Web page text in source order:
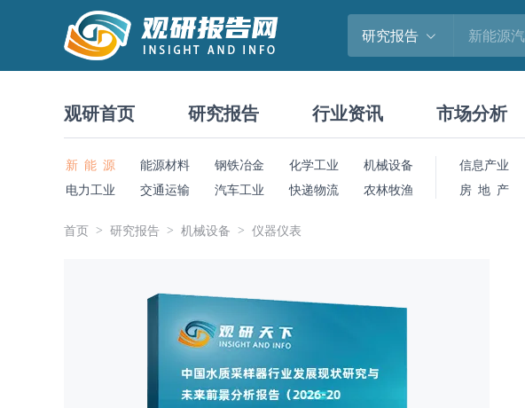
研究报告
观研首页 研究报告 行业资讯 市场分析
新 能 源 能源材料 钢铁冶金 化学工业
机械设备
电力工业
交通运输 汽车工业 快递物流 农林牧渔
信息产业
房 地 产
首页 研究报告 机械设备 仪器仪表